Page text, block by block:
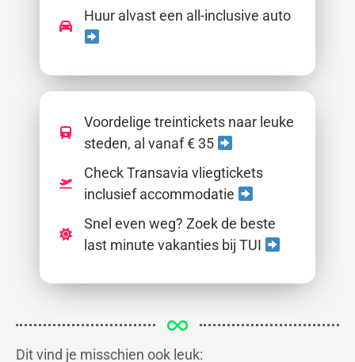
Huur alvast een all-inclusive auto
Voordelige treintickets naar leuke
steden, al vanaf € 35
Check Transavia vliegtickets
inclusief accommodatie
Snel even weg? Zoek de beste
last minute vakanties bij TUI
Dit vind je misschien ook leuk: